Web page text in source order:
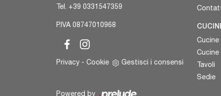
Tel. +39 0331547359
P.IVA 08747010968
Privacy - Cookie Gestisci i consensi
Cucine
Tavoli
Sedie
Powered by